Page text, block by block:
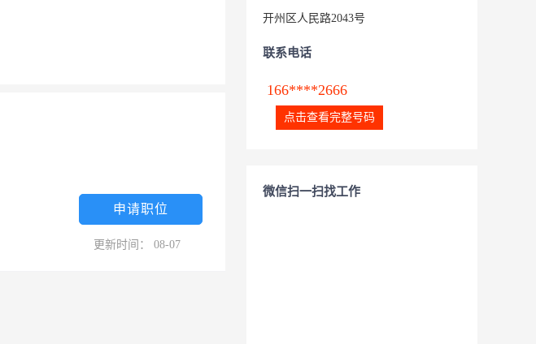
申请职位
更新时间： 08-07
开州区人民路2043号
联系电话
166****2666
点击查看完整号码
微信扫一扫找工作